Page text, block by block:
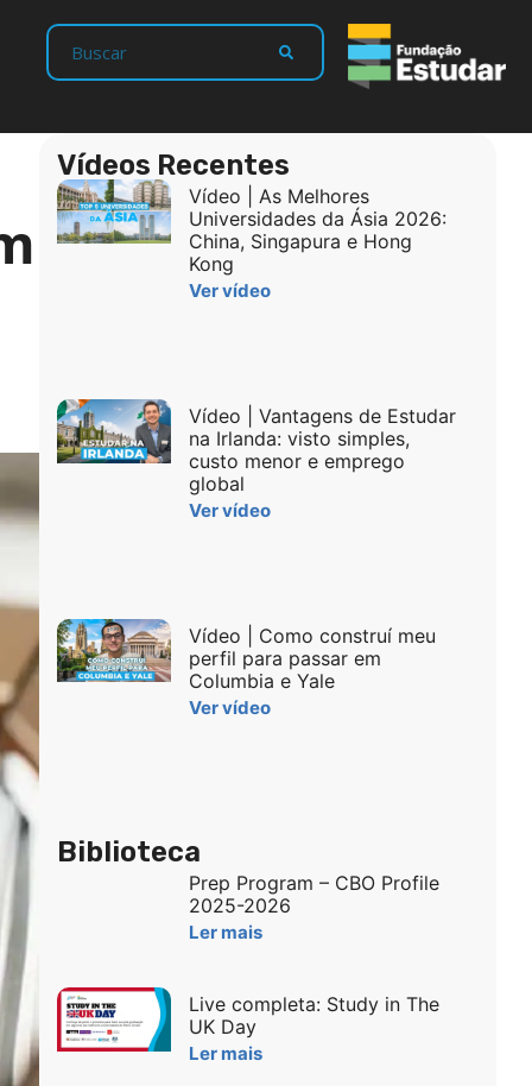
Vídeos Recentes
Vídeo | As Melhores
Universidades da Ásia 2026:
China, Singapura e Hong
Kong
Ver vídeo
Vídeo | Vantagens de Estudar
na Irlanda: visto simples,
custo menor e emprego
global
Ver vídeo
Vídeo | Como construí meu
perfil para passar em
Columbia e Yale
Ver vídeo
Biblioteca
Prep Program – CBO Profile
2025-2026
Ler mais
Live completa: Study in The
UK Day
Ler mais